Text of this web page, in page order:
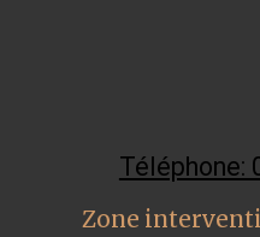
Téléphone:
Zone